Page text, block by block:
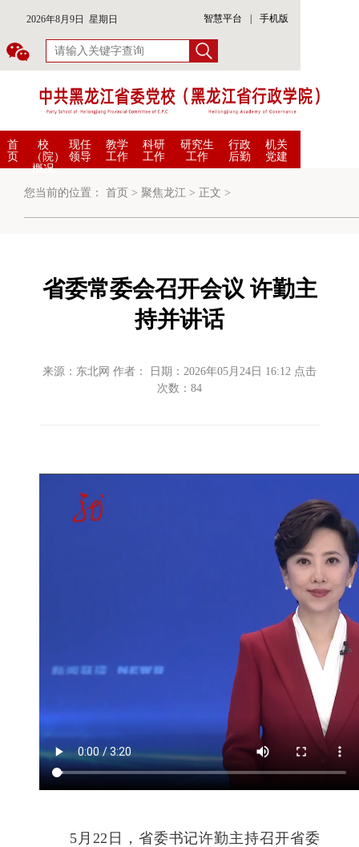
2026年8月9日 星期日 智慧平台 手机版
首
页
校
（院）
概况
现任
领导
教学
工作
科研
工作
研究生
工作
行政
后勤
机关
党建
您当前的位置： 首页 > 聚焦龙江 > 正文 >
省委常委会召开会议 许勤主
持并讲话
来源：东北网 作者： 日期：2026年05月24日 16:12 点击
次数： 84
5月22日，省委书记许勤主持召开省委